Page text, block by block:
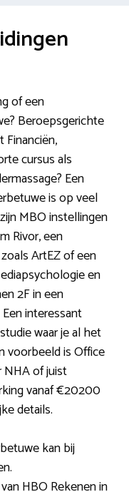
of een
Beroepsgerichte
cursus als
Een
is op veel
MBO instellingen
Rivor, een
ArtEZ of een
en
2F in een
interessant
waar je al het
voorbeeld is Office
NHA of juist
vanaf €20200
details.
kan bij
HBO Rekenen in